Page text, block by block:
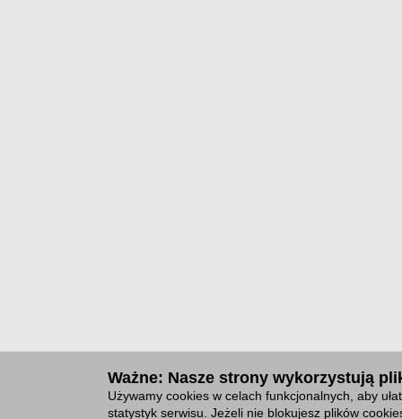
Ważne: Nasze strony wykorzystują
Używamy cookies w celach funkcjonalnych, aby
statystyk serwisu. Jeżeli nie blokujesz plików